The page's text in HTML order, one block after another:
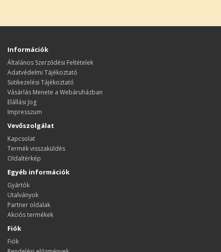
Információk
Általános Szerződési Feltételek
Adatvédelmi Tájékoztató
Sütikezelési Tájékoztató
Vásárlás Menete a Webáruházban
Elállási Jog
Impresszum
Vevőszolgálat
Kapcsolat
Termék visszaküldés
Oldaltérkép
Egyéb információk
Gyártók
Utalványok
Partner oldalak
Akciós termékek
Fiók
Fiók